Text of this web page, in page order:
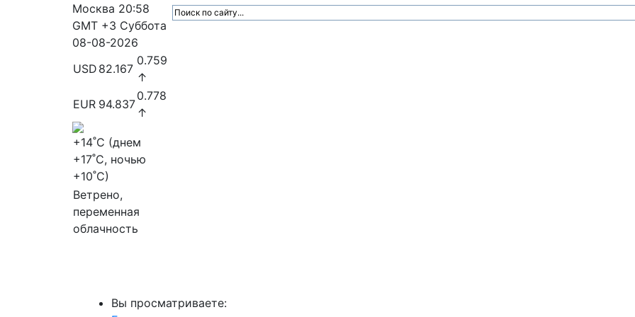
Москва 20:58
GMT +3 Суббота
08-08-2026
USD 82.167
0.759
↑
EUR 94.837
0.778
↑
+14˚C (днем
+17˚C, ночью
+10˚C)
Ветрено,
переменная
облачность
Вы просматриваете: